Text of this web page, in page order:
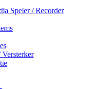
Speler / Recorder